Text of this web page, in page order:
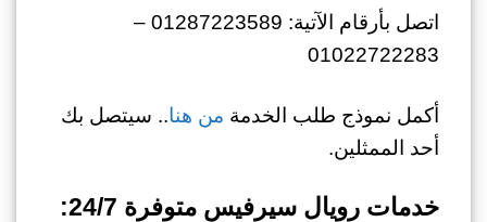
اتصل بأرقام الآتية: 01287223589 –
01022722283
أكمل نموذج طلب الخدمة من هنا.. سيتصل بك
أحد الممثلين.
خدمات رويال سيرفيس متوفرة 24/7: